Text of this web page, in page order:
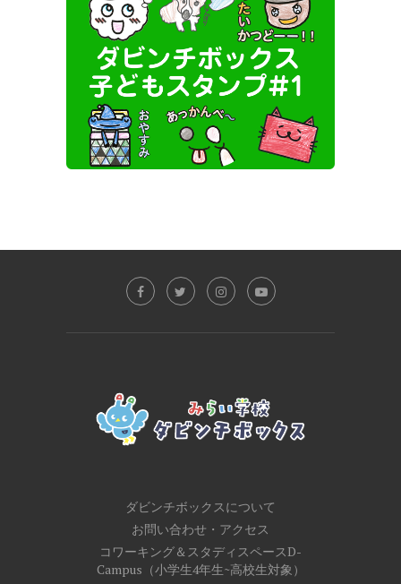
ダビンチボックスについて
お問い合わせ・アクセス
コワーキング＆スタディスペースD-
Campus（小学生4年生~高校生対象）